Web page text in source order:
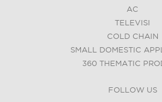
AC
TELEVISI
COLD CHAIN
SMALL DOMESTIC
360 THEMATIC
FOLLOW US